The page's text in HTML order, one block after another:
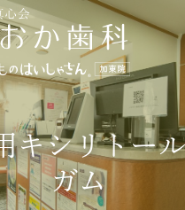
キシリトー
ガム